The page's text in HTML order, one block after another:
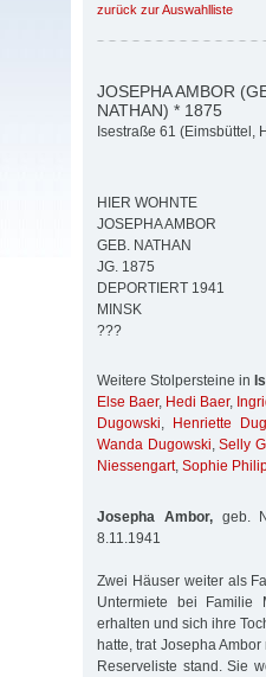
zurück zur Auswahlliste
JOSEPHA AMBOR
NATHAN) * 1875
Isestraße 61 (Eimsbüttel,
HIER WOHNTE
JOSEPHA AMBOR
GEB. NATHAN
JG. 1875
DEPORTIERT 1941
MINSK
???
Weitere Stolpersteine in
Else Baer, Hedi Baer,
Dugowski, Henriette
Wanda Dugowski, Selly
Niessengart, Sophie
Josepha Ambor,geb.
8.11.1941
Zwei Häuser weiter als
Untermiete bei Familie
erhalten und sich ihre
hatte, trat Josepha
Reserveliste stand. Sie